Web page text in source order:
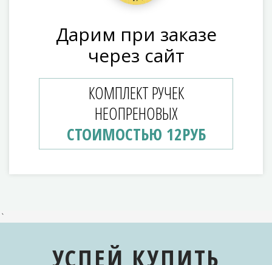
Дарим при заказе
через сайт
КОМПЛЕКТ РУЧЕК
НЕОПРЕНОВЫХ
СТОИМОСТЬЮ 12РУБ
`
УСПЕЙ КУПИТЬ